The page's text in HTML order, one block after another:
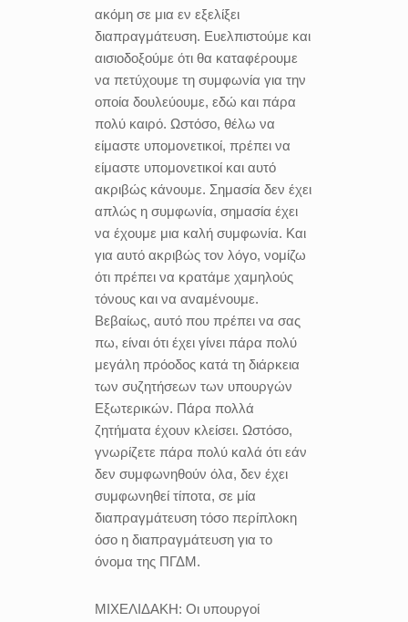
ακόμη σε μια εν εξελίξει
διαπραγμάτευση. Ευελπιστούμε και
αισιοδοξούμε ότι θα καταφέρουμε
να πετύχουμε τη συμφωνία για την
οποία δουλεύουμε, εδώ και πάρα
πολύ καιρό. Ωστόσο, θέλω να
είμαστε υπομονετικοί, πρέπει να
είμαστε υπομονετικοί και αυτό
ακριβώς κάνουμε. Σημασία δεν έχει
απλώς η συμφωνία, σημασία έχει
να έχουμε μια καλή συμφωνία. Και
για αυτό ακριβώς τον λόγο, νομίζω
ότι πρέπει να κρατάμε χαμηλούς
τόνους και να αναμένουμε.
Βεβαίως, αυτό που πρέπει να σας
πω, είναι ότι έχει γίνει πάρα πολύ
μεγάλη πρόοδος κατά τη διάρκεια
των συζητήσεων των υπουργών
Εξωτερικών. Πάρα πολλά
ζητήματα έχουν κλείσει. Ωστόσο,
γνωρίζετε πάρα πολύ καλά ότι εάν
δεν συμφωνηθούν όλα, δεν έχει
συμφωνηθεί τίποτα, σε μία
διαπραγμάτευση τόσο περίπλοκη
όσο η διαπραγμάτευση για το
όνομα της ΠΓΔΜ.
ΜΙΧΕΛΙΔΑΚΗ: Οι υπουργοί